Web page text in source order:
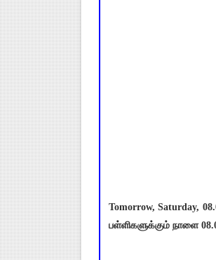
Tomorrow, Saturday,
பள்ளிகளுக்கும் நாளை